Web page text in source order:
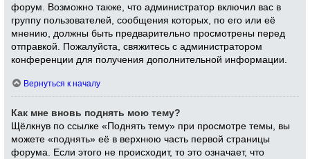
форум. Возможно также, что администратор включил вас в
группу пользователей, сообщения которых, по его или её
мнению, должны быть предварительно просмотрены перед
отправкой. Пожалуйста, свяжитесь с администратором
конференции для получения дополнительной информации.
Вернуться к началу
Как мне вновь поднять мою тему?
Щёлкнув по ссылке «Поднять тему» при просмотре темы, вы
можете «поднять» её в верхнюю часть первой страницы
форума. Если этого не происходит, то это означает, что